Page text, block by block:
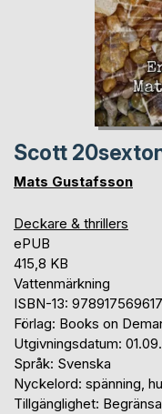
Scott
Mats Gustafsson
Deckare & thrillers
ePUB
415,8 KB
Vattenmärkning
ISBN-13:
Förlag: Books on
Utgivningsdatum:
Språk: Svenska
Nyckelord: spänning,
Tillgänglighet: